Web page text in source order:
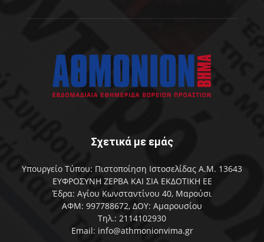
Σχετικά με εμάς
Υπουργείο Τύπου: Πιστοποίηση Ιστοσελίδας Α.Μ. 13643
ΕΥΦΡΟΣΥΝΗ ΖΕΡΒΑ ΚΑΙ ΣΙΑ ΕΚΔΟΤΙΚΗ ΕΕ
Έδρα: Αγίου Κωνσταντίνου 40, Μαρούσι
ΑΦΜ: 997788672, ΔΟΥ: Αμαρουσίου
Τηλ.: 2114102930
Email: info@athmonionvima.gr